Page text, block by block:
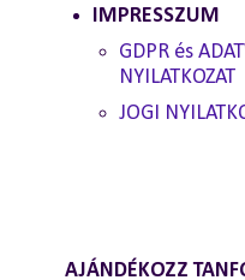
IMPRESSZUM
GDPR és
NYILATKOZAT
JOGI
AJÁNDÉKOZZ